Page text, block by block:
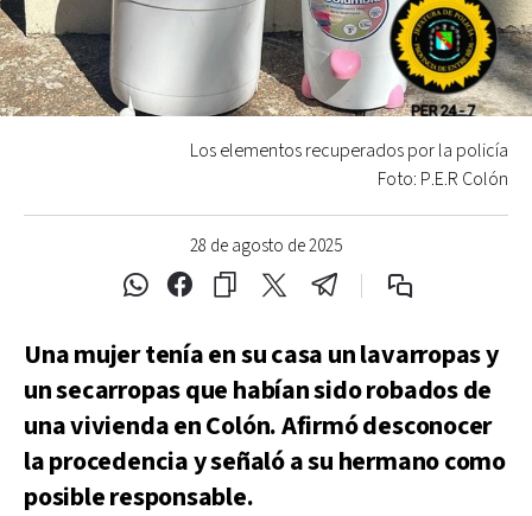
28 de agosto de 2025
Los elementos recuperados por la policía
Foto: P.E.R Colón
Una mujer tenía en su casa un lavarropas y
un secarropas que habían sido robados de
una vivienda en Colón. Afirmó desconocer
la procedencia y señaló a su hermano como
posible responsable.